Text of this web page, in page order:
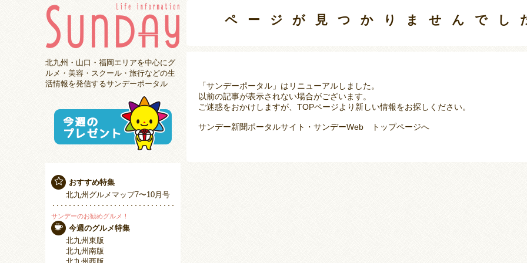
北九州・山口・福岡エリアを中心にグ
ルメ・美容・スクール・旅行などの生
活情報を発信するサンデーポータル
おすすめ特集
北九州グルメマップ7〜10月号
サンデーのお勧めグルメ！
今週のグルメ特集
北九州東版
北九州南版
ページが見つかりませんでし
「サンデーポータル」はリニューアルしました。
以前の記事が表示されない場合がございます。
ご迷惑をおかけしますが、TOPページより新しい情報をお探しください。
サンデー新聞ポータルサイト・サンデーWeb トップページへ